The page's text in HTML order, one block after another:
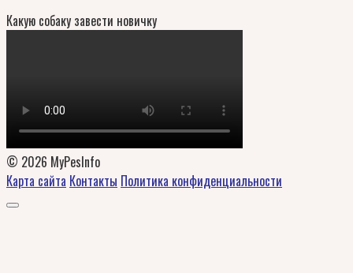
Какую собаку завести новичку
© 2026 MyPesInfo
Карта сайта Контакты Политика конфиденциальности